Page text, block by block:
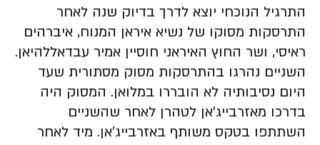
התרגיל הנוכחי יוצא לדרך בדיוק שנה לאחר
התרסקות מסוקו של נשיא איראן המנוח, איברהים
ראיסי, ושר החוץ האיראני חוסיין אמיר עבדאללהיאן.
השניים נהרגו בהתרסקות מסוק מסתורית שעד
היום נסיבותיה לא הובררו במלואן. המסוק היה
בדרכו מאזרבייג'אן לטהרן לאחר שהשניים
השתתפו בטקס משותף באזרבייג'אן. מיד לאחר